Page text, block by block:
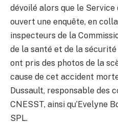
dévoilé alors que le Service
ouvert une enquête, en
inspecteurs de la
de la santé et de la
ont pris des photos de la
cause de cet accident
Dussault, responsable des
CNESST, ainsi qu’Evelyne
SPL.